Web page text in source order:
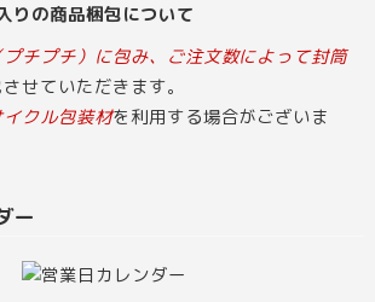
りの商品梱包について
チプチ）に包み、ご注文数によって封筒
せていただきます。
イクル包装材を利用する場合がございま